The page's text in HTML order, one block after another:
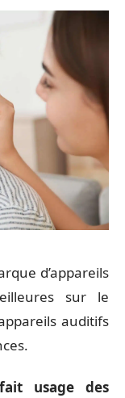
d’appareils
sur le
auditifs
fait usage des